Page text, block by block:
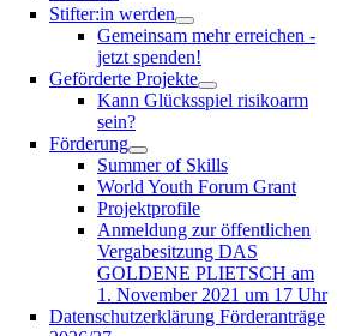
Stifter:in werden
Gemeinsam mehr erreichen -
jetzt spenden!
Geförderte Projekte
Kann Glücksspiel risikoarm
sein?
Förderung
Summer of Skills
World Youth Forum Grant
Projektprofile
Anmeldung zur öffentlichen
Vergabesitzung DAS
GOLDENE PLIETSCH am
1. November 2021 um 17 Uhr
Datenschutzerklärung Förderanträge